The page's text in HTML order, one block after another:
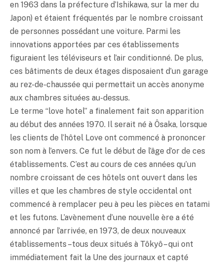
en 1963 dans la préfecture d’Ishikawa, sur la mer du
Japon) et étaient fréquentés par le nombre croissant
de personnes possédant une voiture. Parmi les
innovations apportées par ces établissements
figuraient les téléviseurs et l’air conditionné. De plus,
ces bâtiments de deux étages disposaient d’un garage
au rez-de-chaussée qui permettait un accès anonyme
aux chambres situées au-dessus.
Le terme “love hotel” a finalement fait son apparition
au début des années 1970. Il serait né à Ôsaka, lorsque
les clients de l’hôtel Love ont commencé à prononcer
son nom à l’envers. Ce fut le début de l’âge d’or de ces
établissements. C’est au cours de ces années qu’un
nombre croissant de ces hôtels ont ouvert dans les
villes et que les chambres de style occidental ont
commencé à remplacer peu à peu les pièces en tatami
et les futons. L’avènement d’une nouvelle ère a été
annoncé par l’arrivée, en 1973, de deux nouveaux
établissements – tous deux situés à Tôkyô – qui ont
immédiatement fait la Une des journaux et capté